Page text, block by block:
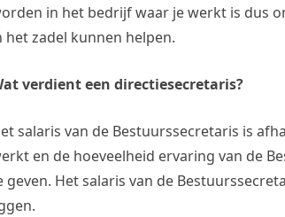
in het bedrijf waar je werkt is dus
het zadel kunnen helpen.
verdient een directiesecretaris?
salaris van de Bestuurssecretaris is
en de hoeveelheid ervaring van de
geven. Het salaris van de